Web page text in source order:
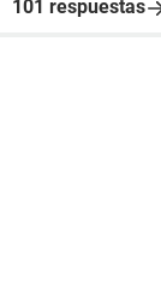
101 respuestas